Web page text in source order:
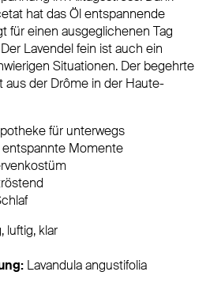
hat das Öl entspannende
für einen ausgeglichenen Tag
Lavendel fein ist auch ein
Situationen. Der begehrte
aus der Drôme in der Haute-
für unterwegs
Momente
luftig, klar
Lavandula angustifolia